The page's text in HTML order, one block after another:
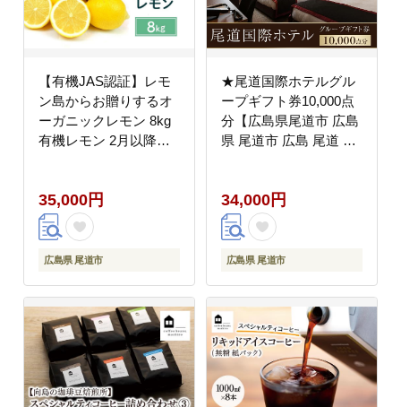
【有機JAS認証】レモ
ン島からお贈りするオ
ーガニックレモン 8kg
有機レモン 2月以降発
35,000円
広島県 尾道市
★尾道国際ホテルグル
ープギフト券10,000点
分【広島県尾道市 広島
県 尾道市 広島 尾道 ふ
ストラン 食事 お食事
宿泊 泊り お泊り 旅行
国内旅行 トラベル】
34,000円
広島県 尾道市